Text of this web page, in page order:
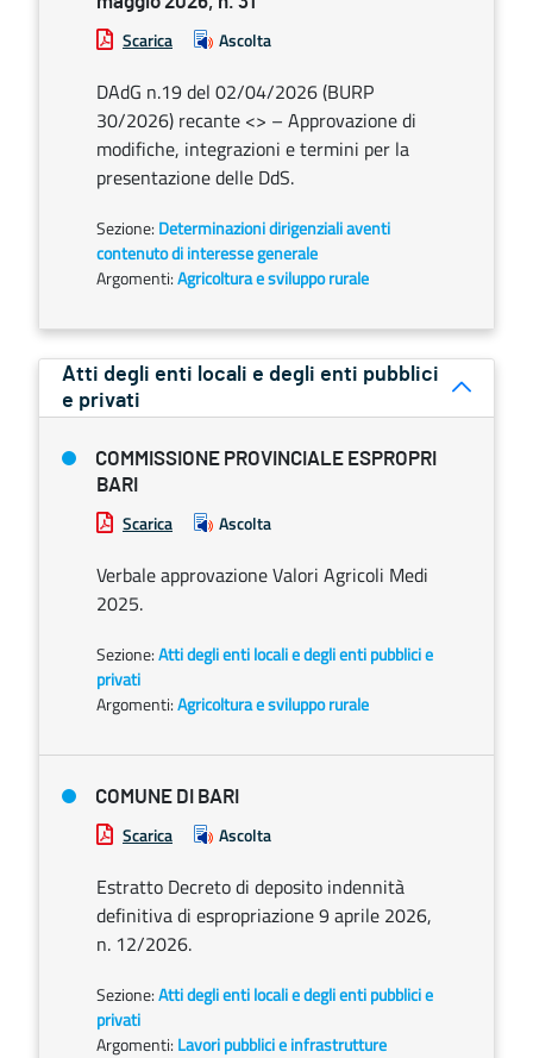
Scarica Ascolta
DAdG n.19 del 02/04/2026 (BURP
30/2026) recante <> – Approvazione di
modifiche, integrazioni e termini per la
presentazione delle DdS.
Sezione: Determinazioni dirigenziali aventi
contenuto di interesse generale
Argomenti:Agricoltura e sviluppo rurale
Atti degli enti locali e degli enti pubblici
e privati
COMMISSIONE PROVINCIALE ESPROPRI
BARI
Scarica Ascolta
Verbale approvazione Valori Agricoli Medi
2025.
Sezione:Atti degli enti locali e degli enti pubblici e
privati
Argomenti:Agricoltura e sviluppo rurale
COMUNE DI BARI
Scarica Ascolta
Estratto Decreto di deposito indennità
definitiva di espropriazione 9 aprile 2026,
n. 12/2026.
Sezione:Atti degli enti locali e degli enti pubblici e
privati
Argomenti: Lavori pubblici e infrastrutture